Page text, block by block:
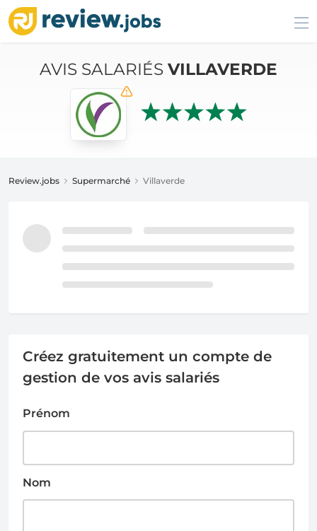
AVIS SALARIÉS VILLAVERDE
Review.jobs Supermarché Villaverde
Créez gratuitement un compte de
gestion de vos avis salariés
Prénom
Nom